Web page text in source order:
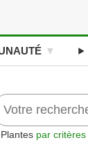
par critères